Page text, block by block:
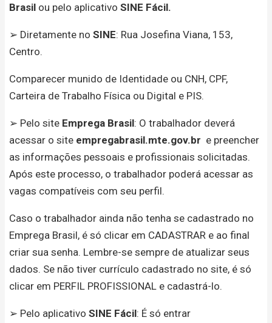
Brasil ou pelo aplicativo SINE Fácil.
➢ Diretamente no SINE: Rua Josefina Viana, 153,
Centro.
Comparecer munido de Identidade ou CNH, CPF,
Carteira de Trabalho Física ou Digital e PIS.
➢ Pelo site Emprega Brasil: O trabalhador deverá
acessar o site empregabrasil.mte.gov.br e preencher
as informações pessoais e profissionais solicitadas.
Após este processo, o trabalhador poderá acessar as
vagas compatíveis com seu perfil.
Caso o trabalhador ainda não tenha se cadastrado no
Emprega Brasil, é só clicar em CADASTRAR e ao final
criar sua senha. Lembre-se sempre de atualizar seus
dados. Se não tiver currículo cadastrado no site, é só
clicar em PERFIL PROFISSIONAL e cadastrá-lo.
➢ Pelo aplicativo SINE Fácil: É só entrar